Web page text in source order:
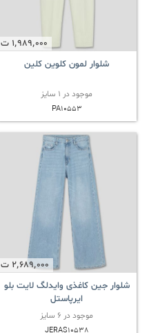
1٬989٬000 ت
شلوار لمون کلوین کلین
موجود در 1 سایز
PA10553
2٬689٬000 ت
شلوار جین کاغذی وایدلگ لایت بلو
ایرپاستل
موجود در 6 سایز
JERAS10538